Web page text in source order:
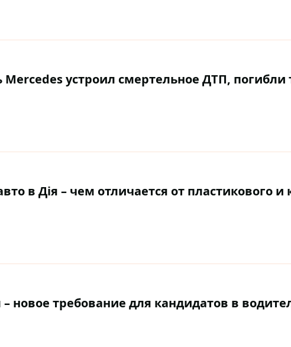
устроил смертельное ДТП, погибли
в Дія – чем отличается от пластикового и
новое требование для кандидатов в